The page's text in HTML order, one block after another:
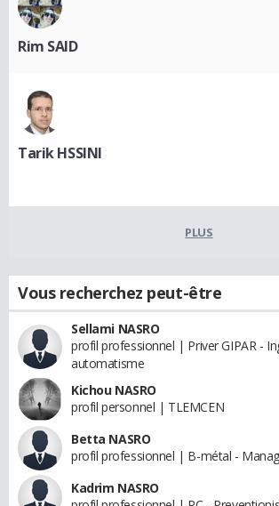
Rim SAID
Tarik HSSINI
PLUS
Vous recherchez peut-être
Sellami NASRO
profil professionnel | Priver GIPAR -
automatisme
Kichou NASRO
profil personnel | TLEMCEN
Betta NASRO
profil professionnel | B-métal -
Kadrim NASRO